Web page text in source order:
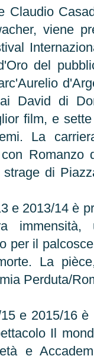
Claudio
viene
del
David di
film, e
La
di
e 2013/14 è
immensità,
per il
La
Perduta/
e 2015/16
Il
e